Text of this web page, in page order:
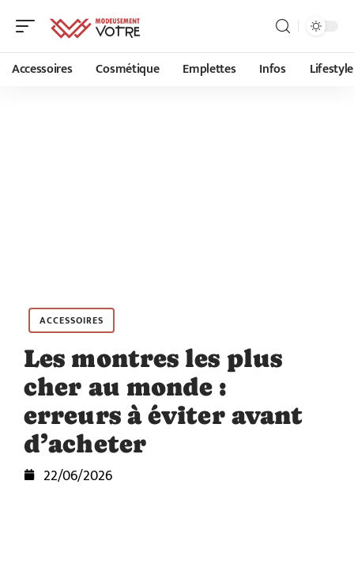
Accessoires Cosmétique Emplettes Infos Lifestyle
ACCESSOIRES
Les montres les plus
cher au monde :
erreurs à éviter avant
d’acheter
22/06/2026